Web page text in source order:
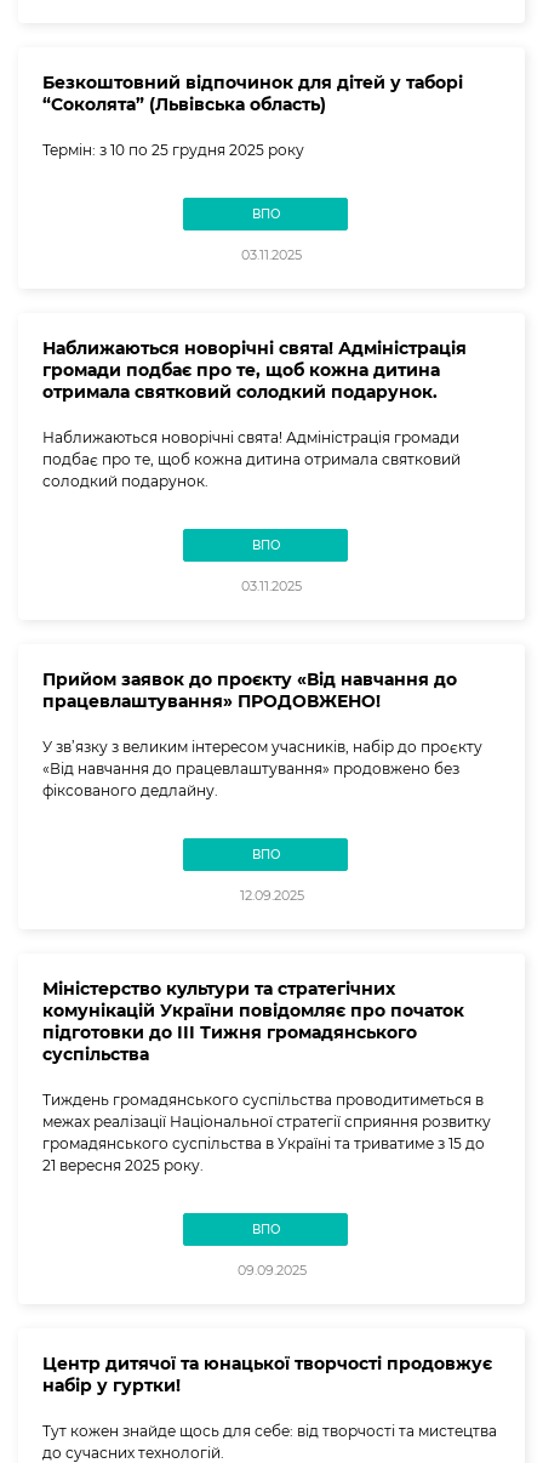
Безкоштовний відпочинок для дітей у таборі
“Соколята” (Львівська область)
Термін: з 10 по 25 грудня 2025 року
ВПО
03.11.2025
Наближаються новорічні свята! Адміністрація
громади подбає про те, щоб кожна дитина
отримала святковий солодкий подарунок.
Наближаються новорічні свята! Адміністрація громади
подбає про те, щоб кожна дитина отримала святковий
солодкий подарунок.
ВПО
03.11.2025
Прийом заявок до проєкту «Від навчання до
працевлаштування» ПРОДОВЖЕНО!
У зв’язку з великим інтересом учасників, набір до проєкту
«Від навчання до працевлаштування» продовжено без
фіксованого дедлайну.
ВПО
12.09.2025
Міністерство культури та стратегічних
комунікацій України повідомляє про початок
підготовки до ІІІ Тижня громадянського
суспільства
Тиждень громадянського суспільства проводитиметься в
межах реалізації Національної стратегії сприяння розвитку
громадянського суспільства в Україні та триватиме з 15 до
21 вересня 2025 року.
ВПО
09.09.2025
Центр дитячої та юнацької творчості продовжує
набір у гуртки!
Тут кожен знайде щось для себе: від творчості та мистецтва
до сучасних технологій.